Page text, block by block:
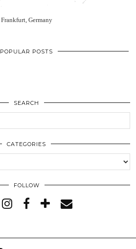
Frankfurt, Germany
POPULAR POSTS
SEARCH
CATEGORIES
FOLLOW